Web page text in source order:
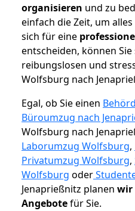
organisieren und zu
einfach die Zeit, um
sich für eine
entscheiden, können
reibungslosen und
Wolfsburg nach
Egal, ob Sie einen
Büroumzug nach
Wolfsburg nach
Laborumzug Wolfsburg,
Privatumzug Wolfsburg,
Wolfsburg oder
Jenaprießnitz planen wir
Angebotefür Sie.